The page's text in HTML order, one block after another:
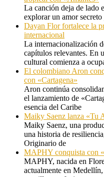
La canción deja de lado
explorar un amor
Dayan Flor fortalece la
internacional
La internacionalización
capítulos relevantes. En
cultural comienza a
El colombiano Aron
con «Cartagena»
Aron continúa
el lanzamiento de
esencia del Caribe
Maiky Saenz lanza «Tu
Maiky Saenz, una
una historia de
Originario de
MAPHY conquista con
MAPHY, nacida en
actualmente en